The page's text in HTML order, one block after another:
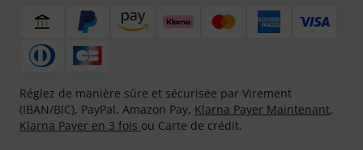
Réglez de manière sûre et sécurisée par Virement
(IBAN/BIC), PayPal, Amazon Pay, Klarna Payer Maintenant,
Klarna Payer en 3 fois ou Carte de crédit.